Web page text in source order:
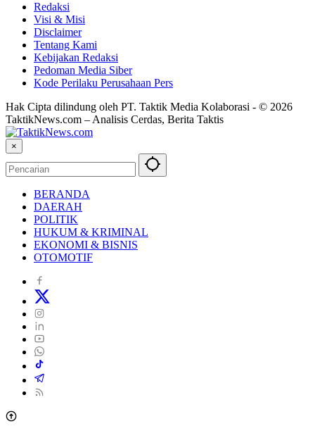
Redaksi
Visi & Misi
Disclaimer
Tentang Kami
Kebijakan Redaksi
Pedoman Media Siber
Kode Perilaku Perusahaan Pers
Hak Cipta dilindung oleh PT. Taktik Media Kolaborasi - © 2026
TaktikNews.com – Analisis Cerdas, Berita Taktis
×
BERANDA
DAERAH
POLITIK
HUKUM & KRIMINAL
EKONOMI & BISNIS
OTOMOTIF